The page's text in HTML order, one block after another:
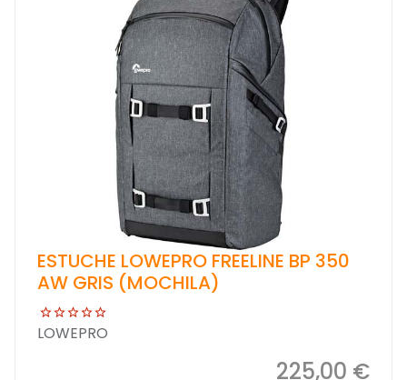
ESTUCHE LOWEPRO FREELINE BP 350
AW GRIS (MOCHILA)
LOWEPRO
225,00 €